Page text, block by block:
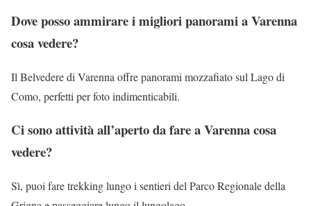
Dove posso ammirare i migliori panorami a Varenna
cosa vedere?
Il Belvedere di Varenna offre panorami mozzafiato sul Lago di
Como, perfetti per foto indimenticabili.
Ci sono attività all’aperto da fare a Varenna cosa
vedere?
Sì, puoi fare trekking lungo i sentieri del Parco Regionale della